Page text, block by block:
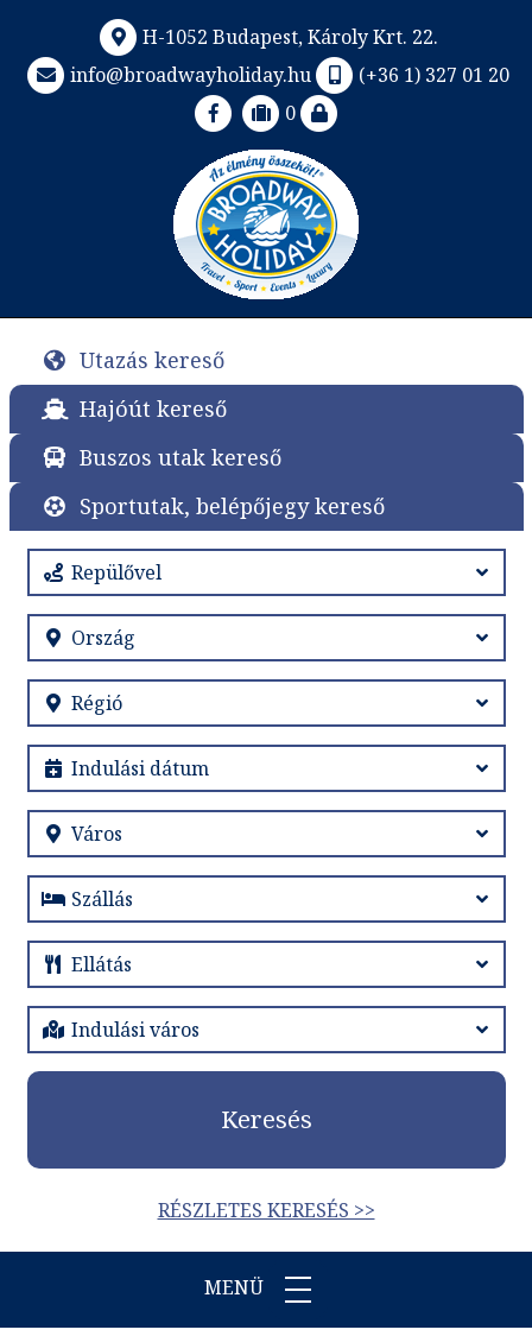
H-1052 Budapest, Károly Krt. 22.
info@broadwayholiday.hu
(+36 1) 327 01 20
0
Utazás kereső
Hajóút kereső
Buszos utak kereső
Sportutak, belépőjegy kereső
Keresés
RÉSZLETES KERESÉS >>
MENÜ